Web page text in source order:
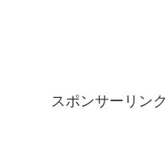
スポンサーリンク